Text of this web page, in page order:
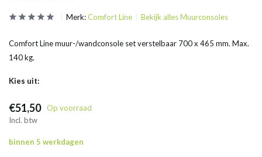
Merk:Comfort Line Bekijk alles Muurconsoles
Comfort Line muur-/wandconsole set verstelbaar 700 x 465 mm. Max.
140 kg.
Kies uit:
€51,50
Op voorraad
Incl. btw
binnen 5 werkdagen